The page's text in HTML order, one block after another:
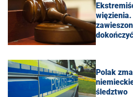
więzienia.
Polak
śledztwo